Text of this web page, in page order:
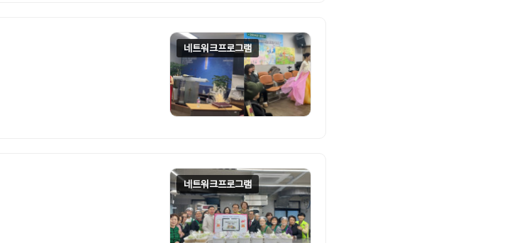
네트워크프로그램
네트워크프로그램